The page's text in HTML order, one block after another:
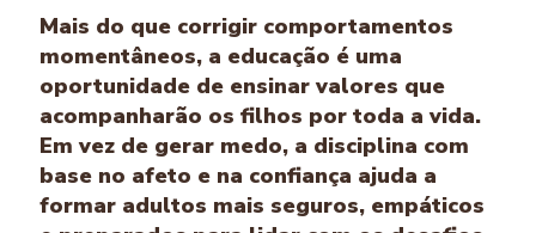
Mais do que corrigir comportamentos
momentâneos, a educação é uma
oportunidade de ensinar valores que
acompanharão os filhos por toda a vida.
Em vez de gerar medo, a disciplina com
base no afeto e na confiança ajuda a
formar adultos mais seguros, empáticos